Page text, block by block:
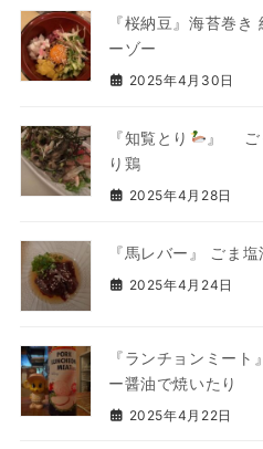
『桜納豆』海苔巻
ーゾー
2025年4月30日
『知覧とり
』 ご
り鶏
2025年4月28日
『馬レバー』 ごま
2025年4月24日
『ランチョンミー
ー醤油で焼いたり
2025年4月22日